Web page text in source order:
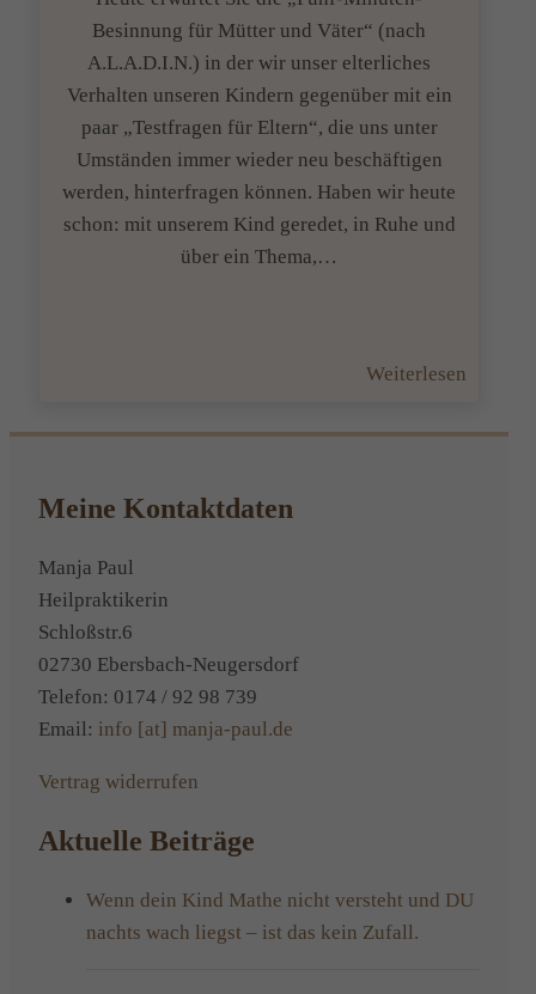
Besinnung für Mütter und Väter“ (nach
A.L.A.D.I.N.) in der wir unser elterliches
Verhalten unseren Kindern gegenüber mit ein
paar „Testfragen für Eltern“, die uns unter
Umständen immer wieder neu beschäftigen
werden, hinterfragen können. Haben wir heute
schon: mit unserem Kind geredet, in Ruhe und
über ein Thema,…
Weiterlesen
Meine Kontaktdaten
Manja Paul
Heilpraktikerin
Schloßstr.6
02730 Ebersbach-Neugersdorf
Telefon: 0174 / 92 98 739
Email: info [at] manja-paul.de
Vertrag widerrufen
Aktuelle Beiträge
Wenn dein Kind Mathe nicht versteht und DU
nachts wach liegst – ist das kein Zufall.